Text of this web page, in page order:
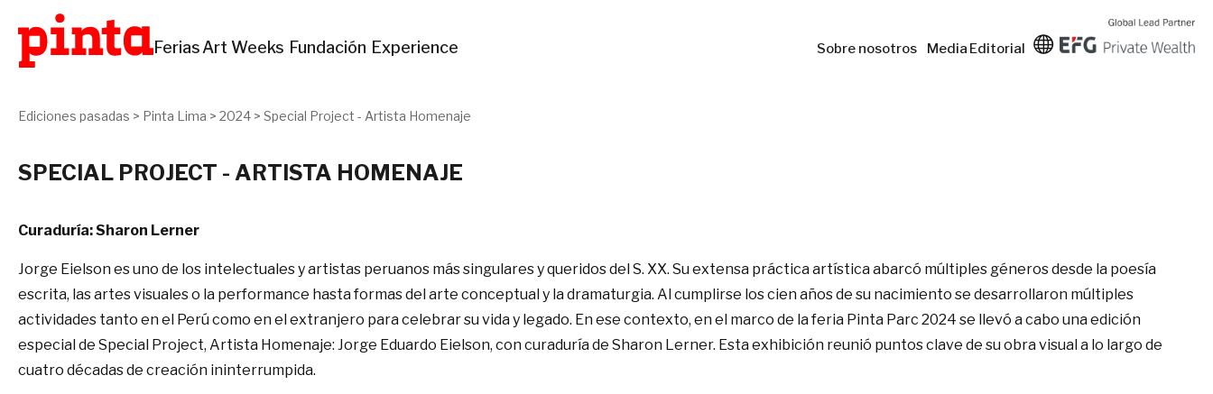
FeriasArt Weeks Fundación Experience Sobre nosotros Media Editorial
Ediciones pasadas > Pinta Lima > 2024 > Special Project - Artista Homenaje
SPECIAL PROJECT - ARTISTA HOMENAJE
Curaduría: Sharon Lerner
Jorge Eielson es uno de los intelectuales y artistas peruanos más singulares y queridos del S. XX. Su extensa práctica artística abarcó múltiples géneros desde la poesía
escrita, las artes visuales o la performance hasta formas del arte conceptual y la dramaturgia. Al cumplirse los cien años de su nacimiento se desarrollaron múltiples
actividades tanto en el Perú como en el extranjero para celebrar su vida y legado. En ese contexto, en el marco de la feria Pinta Parc 2024 se llevó a cabo una edición
especial de Special Project, Artista Homenaje: Jorge Eduardo Eielson, con curaduría de Sharon Lerner. Esta exhibición reunió puntos clave de su obra visual a lo largo de
cuatro décadas de creación ininterrumpida.